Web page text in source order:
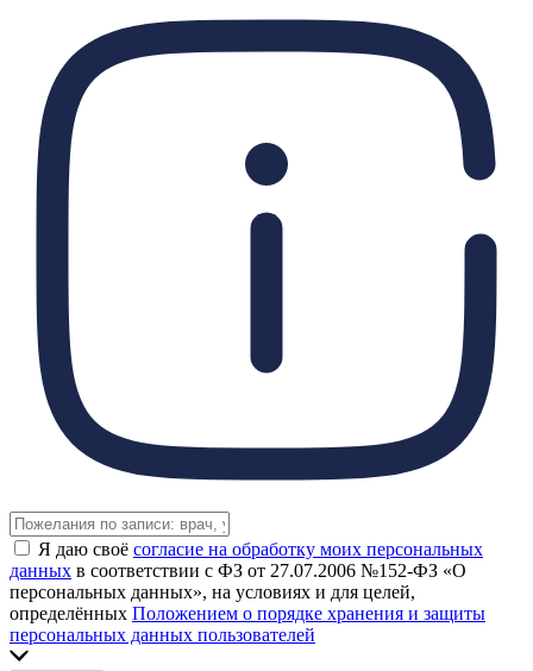
Я даю своё согласие на обработку моих персональных
данных в соответствии с ФЗ от 27.07.2006 №152-ФЗ «О
персональных данных», на условиях и для целей,
определённых Положением о порядке хранения и защиты
персональных данных пользователей